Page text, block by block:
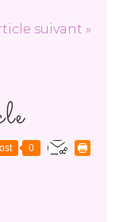
suivant »
0